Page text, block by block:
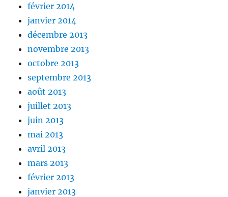
février 2014
janvier 2014
décembre 2013
novembre 2013
octobre 2013
septembre 2013
août 2013
juillet 2013
juin 2013
mai 2013
avril 2013
mars 2013
février 2013
janvier 2013